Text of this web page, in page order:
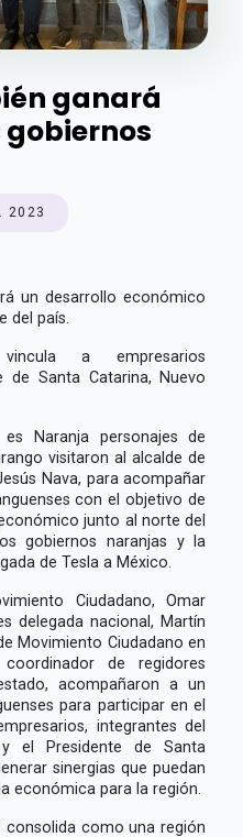
ganará
gobiernos
2023
un desarrollo económico
del país.
a empresarios
de Santa Catarina, Nuevo
Naranja personajes de
visitaron al alcalde de
Nava, para acompañar
con el objetivo de
junto al norte del
gobiernos naranjas y la
de Tesla a México.
Ciudadano, Omar
delegada nacional, Martín
Movimiento Ciudadano en
de regidores
acompañaron a un
para participar en el
integrantes del
el Presidente de Santa
sinergias que puedan
económica para la región.
como una región